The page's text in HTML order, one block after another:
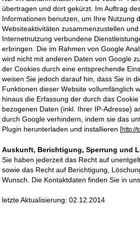
übertragen und dort gekürzt. Im Auftrag
Informationen benutzen, um Ihre Nutzung
Websiteaktivitäten zusammenzustellen
Internetnutzung verbundene
erbringen. Die im Rahmen von Google
wird nicht mit anderen Daten von Google
der Cookies durch eine entsprechende
weisen Sie jedoch darauf hin, dass Sie in
Funktionen dieser Website vollumfänglich
hinaus die Erfassung der durch das
bezogenen Daten (inkl. Ihrer IP-Adresse)
durch Google verhindern, indem sie das
Plugin herunterladen und installieren [http://
Auskunft, Berichtigung, Sperrung und
Sie haben jederzeit das Recht auf
sowie das Recht auf Berichtigung,
Wunsch. Die Kontaktdaten finden Sie in
letzte Aktualisierung: 02.12.2014